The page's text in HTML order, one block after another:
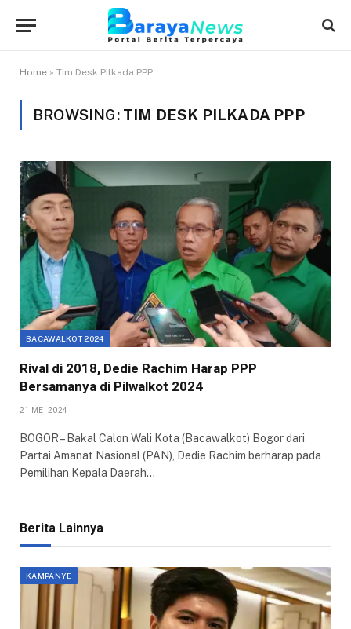
Home » Tim Desk Pilkada PPP
BROWSING: TIM DESK PILKADA PPP
BACAWALKOT 2024
Rival di 2018, Dedie Rachim Harap PPP
Bersamanya di Pilwalkot 2024
21 MEI 2024
BOGOR – Bakal Calon Wali Kota (Bacawalkot) Bogor dari
Partai Amanat Nasional (PAN), Dedie Rachim berharap pada
Pemilihan Kepala Daerah…
Berita Lainnya
KAMPANYE